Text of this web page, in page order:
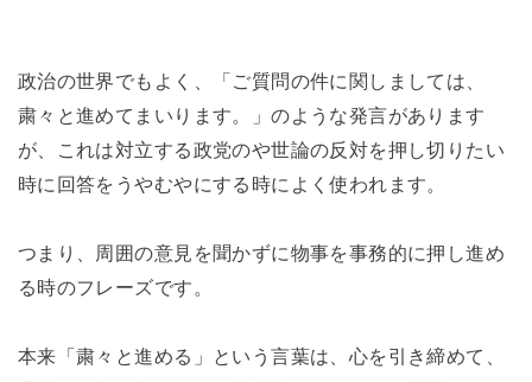
政治の世界でもよく、「ご質問の件に関しましては、
粛々と進めてまいります。」のような発言があります
が、これは対立する政党のや世論の反対を押し切りたい
時に回答をうやむやにする時によく使われます。
つまり、周囲の意見を聞かずに物事を事務的に押し進め
る時のフレーズです。
本来「粛々と進める」という言葉は、心を引き締めて、